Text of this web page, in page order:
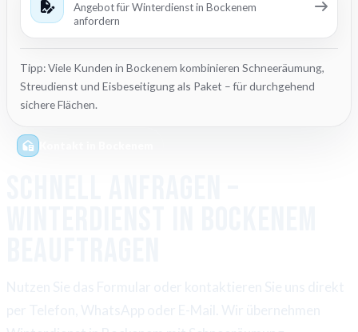
Angebot für Winterdienst in Bockenem
anfordern
Tipp: Viele Kunden in Bockenem kombinieren Schneeräumung,
Streudienst und Eisbeseitigung als Paket – für durchgehend
sichere Flächen.